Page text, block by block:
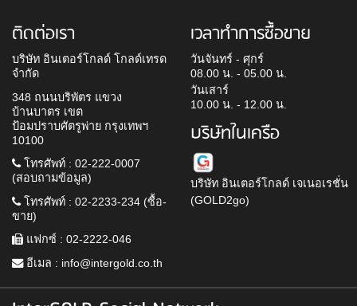
ติดต่อเรา
บริษัท อินเตอร์โกลด์ โกลด์เทรด
จำกัด
348 ถนนบริพัตร แขวง
บ้านบาตร เขต
ป้อมปราบศัตรูพ่าย กรุงเทพฯ
10100
โทรศัพท์ : 02-222-0007
(สอบถามข้อมูล)
โทรศัพท์ : 02-2233-234 (ซื้อ-
ขาย)
แฟกซ์ : 02-2222-046
อีเมล : info@intergold.co.th
เวลาทำการซื้อขาย
วันจันทร์ - ศุกร์
08.00 น. - 05.00 น.
วันเสาร์
10.00 น. - 12.00 น.
บริษัทในเครือ
บริษัท อินเตอร์โกลด์ เจเนอเรชั่น
(GOLD2go)